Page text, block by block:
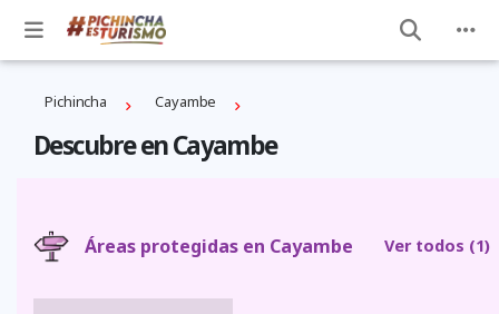
Pichincha Cayambe
Descubre en Cayambe
Áreas protegidas en Cayambe Ver todos (1)